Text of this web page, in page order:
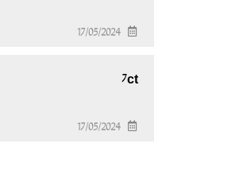
17/05/2024
7ct
17/05/2024